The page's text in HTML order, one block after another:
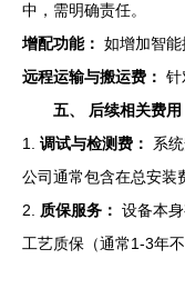
中，需明确责任。
增配功能： 如增加智能
远程运输与搬运费： 针
五、 后续相关费用
1. 调试与检测费：
系
公司通常包含在总安装
2.
质保服务： 设备本
工艺质保（通常1-3年